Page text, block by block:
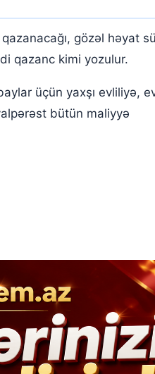
gözəl həyat
qazanc kimi yozulur.
üçün yaxşı evliliyə,
bütün maliyyə